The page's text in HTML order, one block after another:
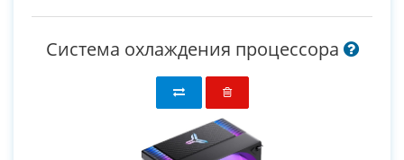
Система охлаждения процессора